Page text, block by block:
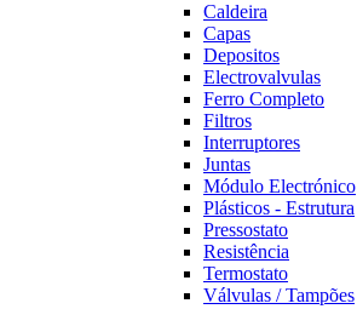
Caldeira
Capas
Depositos
Electrovalvulas
Ferro Completo
Filtros
Interruptores
Juntas
Módulo Electrónico
Plásticos - Estrutura
Pressostato
Resistência
Termostato
Válvulas / Tampões